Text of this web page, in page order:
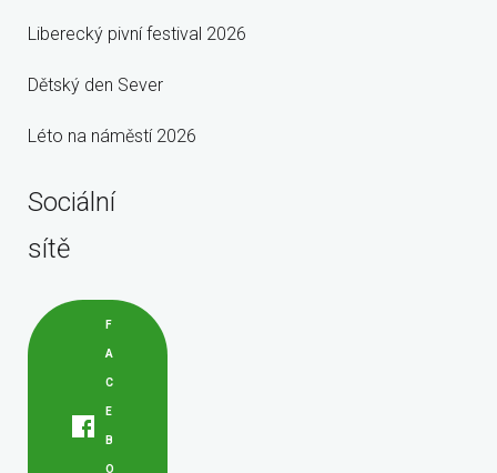
Liberecký pivní festival 2026
Dětský den Sever
Léto na náměstí 2026
Sociální
sítě
F
A
C
E
B
O